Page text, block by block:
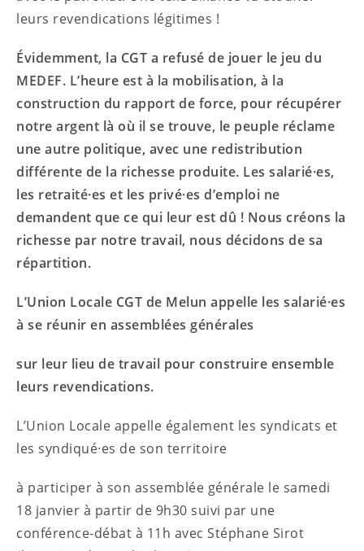
leurs revendications légitimes !
Évidemment, la CGT a refusé de jouer le jeu du
MEDEF. L’heure est à la mobilisation, à la
construction du rapport de force, pour récupérer
notre argent là où il se trouve, le peuple réclame
une autre politique, avec une redistribution
différente de la richesse produite. Les salarié·es,
les retraité·es et les privé·es d’emploi ne
demandent que ce qui leur est dû ! Nous créons la
richesse par notre travail, nous décidons de sa
répartition.
L’Union Locale CGT de Melun appelle les salarié·es
à se réunir en assemblées générales
sur leur lieu de travail pour construire ensemble
leurs revendications.
L’Union Locale appelle également les syndicats et
les syndiqué·es de son territoire
à participer à son assemblée générale le samedi
18 janvier à partir de 9h30 suivi par une
conférence-débat à 11h avec Stéphane Sirot